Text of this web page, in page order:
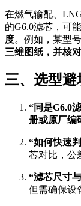
在燃气输配、
的G6.0滤芯，可
度。例如，某型
三维图纸，并核
三、选型避
“同是G6.0
册或原厂编
“如何快速
芯对比，公
“滤芯尺寸
但需确保设